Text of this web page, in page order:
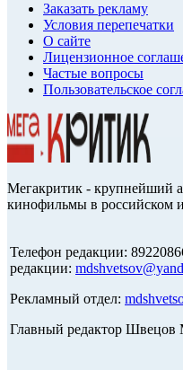
Заказать рекламу
Условия перепечатки
О сайте
Лицензионное
Частые вопросы
Пользовательское
Мегакритик - крупнейший
кинофильмы в российском
Телефон редакции:
редакции:
Рекламный отдел:
Главный редактор